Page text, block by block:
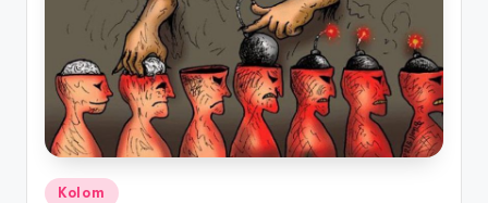
Posted
Kolom